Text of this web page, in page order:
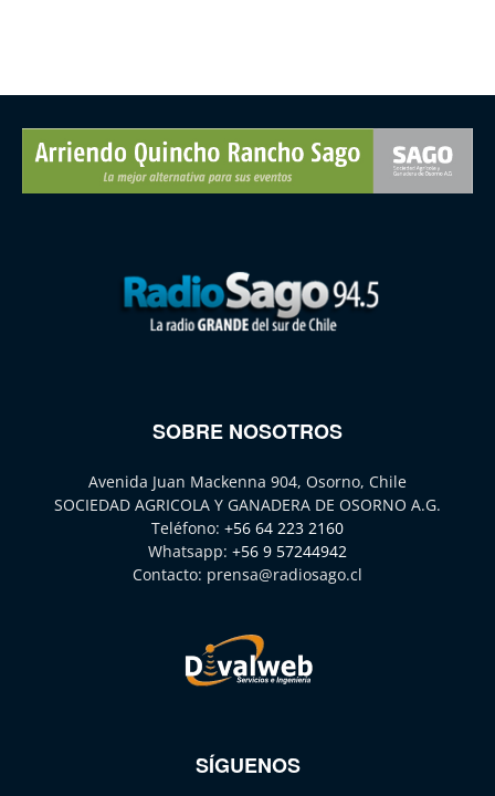
SOBRE NOSOTROS
Avenida Juan Mackenna 904, Osorno, Chile
SOCIEDAD AGRICOLA Y GANADERA DE OSORNO A.G.
Teléfono: +56 64 223 2160
Whatsapp: +56 9 57244942
Contacto: prensa@radiosago.cl
SÍGUENOS